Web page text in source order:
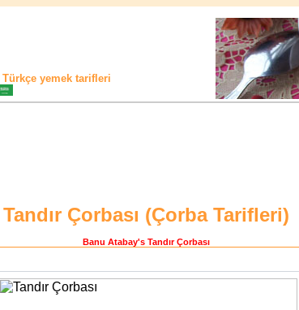
Türkçe yemek tarifleri
Tandır Çorbası (Çorba Tarifleri)
Banu Atabay's Tandır Çorbası